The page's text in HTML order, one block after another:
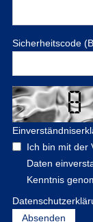
Sicherheitscode
Ich bin mit der
Daten
Kenntnis